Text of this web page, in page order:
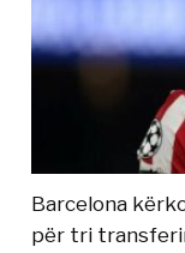
Barcelona
për tri